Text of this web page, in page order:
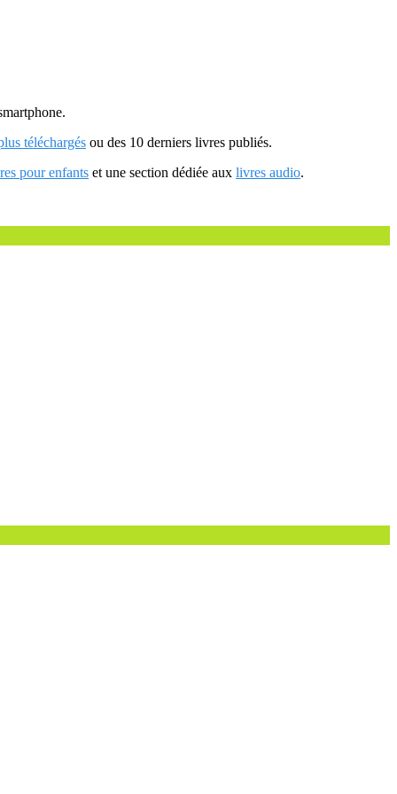
téléchargés ou des 10 derniers livres publiés.
pour enfants et une section dédiée aux livres audio.